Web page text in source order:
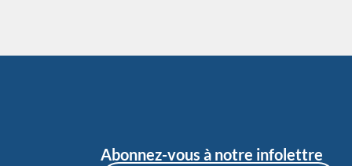
Abonnez-vous à notre infolettre